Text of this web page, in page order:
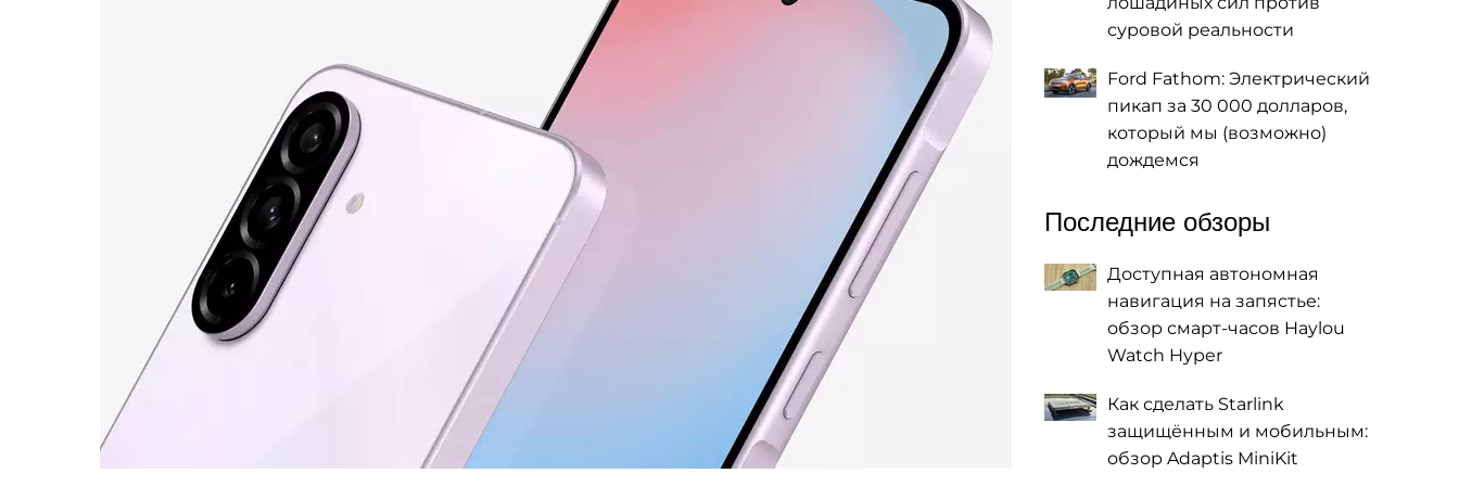
суровой реальности
Ford Fathom: Электрический
пикап за 30 000 долларов,
который мы (возможно)
дождемся
Последние обзоры
Доступная автономная
навигация на запястье:
обзор смарт-часов Haylou
Watch Hyper
Как сделать Starlink
защищённым и мобильным:
обзор Adaptis MiniKit